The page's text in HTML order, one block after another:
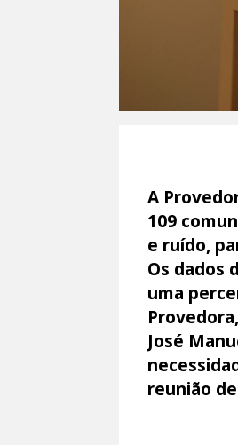
A
109
e ruído,
Os dados
uma
José
reunião